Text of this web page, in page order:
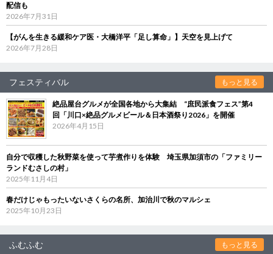
配信も
2026年7月31日
【がんを生きる緩和ケア医・大橋洋平「足し算命」】天空を見上げて
2026年7月28日
フェスティバル もっと見る
絶品屋台グルメが全国各地から大集結 “庶民派食フェス”第4
回「川口×絶品グルメビール＆日本酒祭り2026」を開催
2026年4月15日
自分で収穫した秋野菜を使って芋煮作りを体験 埼玉県加須市の「ファミリー
ランドむさしの村」
2025年11月4日
春だけじゃもったいないさくらの名所、加治川で秋のマルシェ
2025年10月23日
ふむふむ もっと見る